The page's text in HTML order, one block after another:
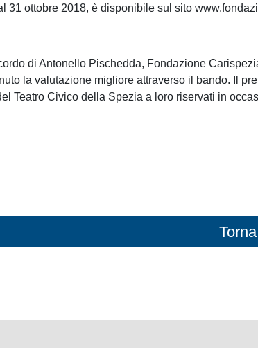
31 ottobre 2018, è disponibile sul sito
di Antonello Pischedda, Fondazione
la valutazione migliore attraverso il bando. Il
Teatro Civico della Spezia a loro riservati in